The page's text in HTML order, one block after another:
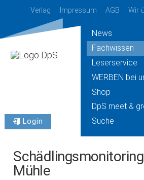
Verlag Impressum AGB Wir
Login
News
Fachwissen
Leserservice
WERBEN bei
Shop
DpS meet &
Suche
Mühle